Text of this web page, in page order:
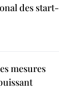
des start-
mesures